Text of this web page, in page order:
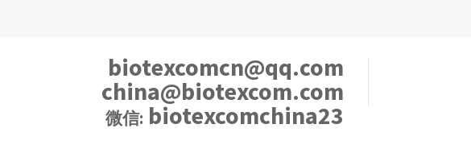
biotexcomcn@qq.com
china@biotexcom.com
微信: biotexcomchina23